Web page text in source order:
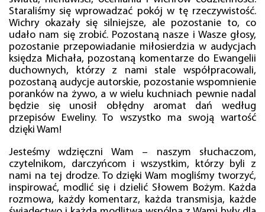
Staraliśmy się wprowadzać pokój w tę rzeczywistość.
Wichry okazały się silniejsze, ale pozostanie to, co
udało nam się zrobić. Pozostaną nasze i Wasze głosy,
pozostanie przepowiadanie miłosierdzia w audycjach
księdza Michała, pozostaną komentarze do Ewangelii
duchownych, którzy z nami stale współpracowali,
pozostaną audycje autorskie, pozostanie wspomnienie
poranków na żywo, a w wielu kuchniach pewnie nadal
będzie się unosił obłędny aromat dań według
przepisów Eweliny. To wszystko ma swoją wartość
dzięki Wam!
Jesteśmy wdzięczni Wam – naszym słuchaczom,
czytelnikom, darczyńcom i wszystkim, którzy byli z
nami na tej drodze. To dzięki Wam mogliśmy tworzyć,
inspirować, modlić się i dzielić Słowem Bożym. Każda
rozmowa, każdy komentarz, każda transmisja, każde